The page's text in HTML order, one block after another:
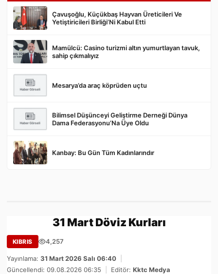
Gönder
Çavuşoğlu, Küçükbaş Hayvan Üreticileri Ve
Yetiştiricileri Birliği’Ni Kabul Etti
Mamülcü: Casino turizmi altın yumurtlayan tavuk,
sahip çıkmalıyız
Mesarya’da araç köprüden uçtu
Bilimsel Düşünceyi Geliştirme Derneği Dünya
Dama Federasyonu’Na Üye Oldu
Kanbay: Bu Gün Tüm Kadınlarındır
31 Mart Döviz Kurları
KIBRIS 4,257
Yayınlama: 31 Mart 2026 Salı 06:40
Güncellendi: 09.08.2026 06:35
Editör: Kktc Medya